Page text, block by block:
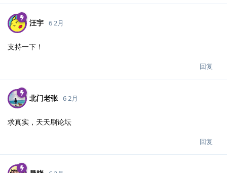
汪宇 6 2月
支持一下！
回复
北门老张 6 2月
求真实，天天刷论坛
回复